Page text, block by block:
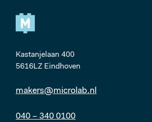
Kastanjelaan 400
5616LZ Eindhoven
makers@microlab.nl
040 – 340 0100